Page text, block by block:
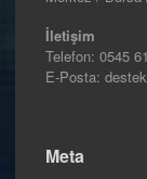
İletişim
Telefon: 0545
E-Posta:
Meta